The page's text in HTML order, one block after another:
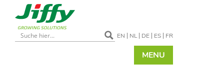
EN NL DE ES FR
MENU